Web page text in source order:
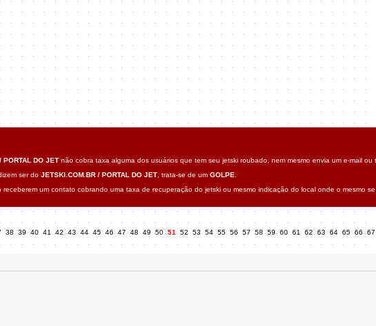
PORTAL DO JETnão cobra taxa alguma dos usuários que tem seu jetski roubado, nem mesmo envia um e-mail
ser do JETSKI.COM.BR / PORTAL DO JET, trata-se de um GOLPE
um contato cobrando uma taxa de recuperação do jetski ou mesmo indicação do local onde o mesmo
38 39 40 41 42 43 44 45 46 47 48 49 50 51 52 53 54 55 56 57 58 59 60 61 62 63 64 65 66